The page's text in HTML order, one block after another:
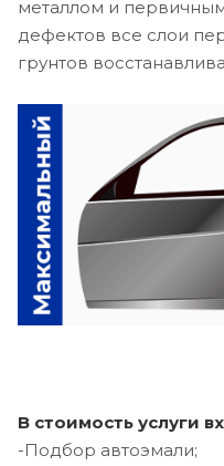
металлом и
дефектов все слои
грунтов
В стоимость услуги
-Подбор автоэмали;